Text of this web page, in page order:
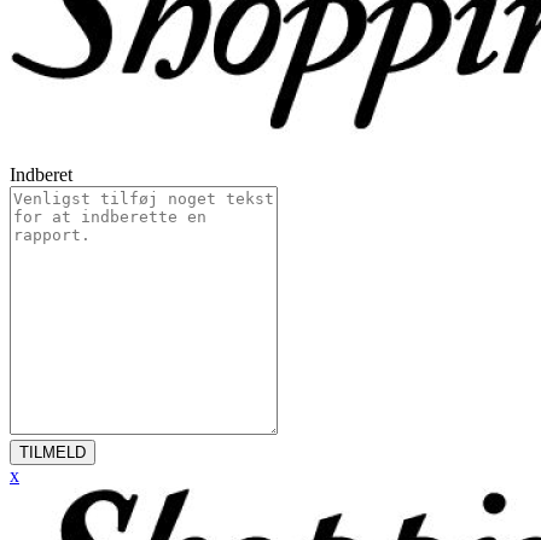
Indberet
TILMELD
x